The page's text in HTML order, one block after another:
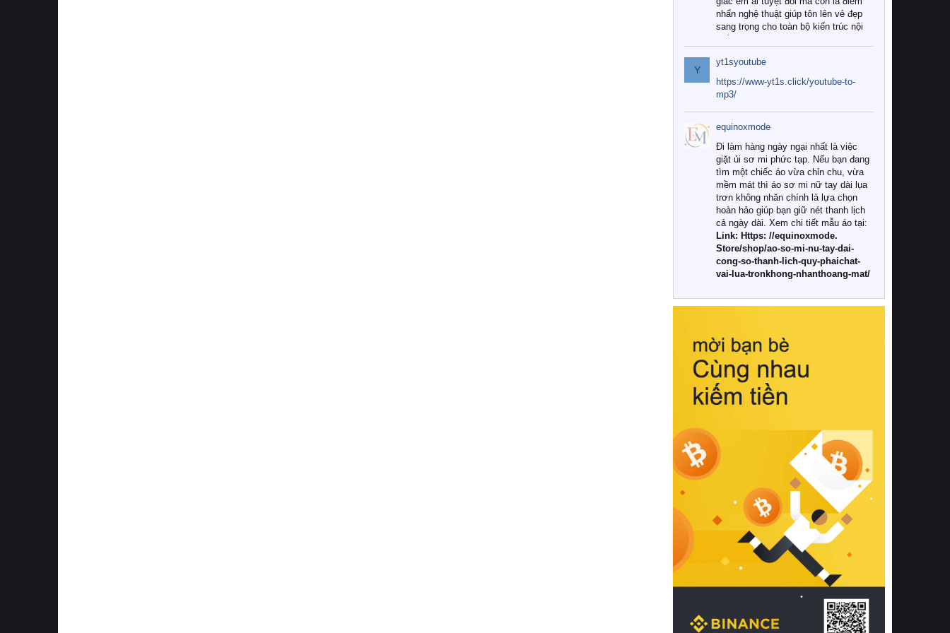
nhấn nghệ thuật giúp tôn lên vẻ đẹp
sang trọng cho toàn bộ kiến trúc nội
Tuy nhiên, giữa thị trường đa dạng
với vô vàn thương hiệu và mẫu mã
như hiện nay, làm thế nào để chọn
được những bộ chăn ga gối đệm cao
cấp thực sự chất lượng, phù hợp với
khí hậu và nhu cầu sử dụng của gia
đình? Hãy cùng chúng tôi đi tìm lời
giải đáp chi tiết qua bài viết dưới đây.
1. Tại sao các gia đình hiện đại lại ưa
chuộng chăn ga gối đệm cao cấp?
Khác với các dòng sản phẩm thông
thường, những bộ chăn ga gối đệm
cao cấp trải qua quy trình sản xuất
nghiêm ngặt từ khâu chọn lọc nguyên
liệu tự nhiên đến công nghệ dệt
nhuộm hiện đại không chứa hóa chất
này, bạn sẽ cảm nhận rõ rệt sự khác
hồi chuẩn xác của phần đệm nâng đỡ
cột sống.
Bên cạnh đó, việc lựa chọn các dòng
sản phẩm đạt chuẩn chất lượng quốc
tế còn giúp ngăn ngừa tình trạng kích
khuẩn và nấm mốc trong điều kiện
thời tiết nóng ẩm. Bạn có thể tìm hiểu
thêm các nghiên cứu khoa học về tác
động của giấc ngủ và môi trường
phòng ngủ đối với sức khỏe con
người tại Sleep Foundation (External
Link) để có cái nhìn toàn diện hơn.
2. Các tiêu chí vàng khi lựa chọn
chăn ga gối đệm cao cấp cho phòng
ngủ
Để sở hữu một bộ chăn ga gối đệm
cao cấp hoàn hảo cả về thẩm mỹ lẫn
công năng, người tiêu dùng cần cân
nhắc kỹ lưỡng các tiêu chí quan trọng
Y
yt1syoutube
https://www-yt1s.click/youtube-to-
mp3/
equinoxmode
Đi làm hàng ngày ngại nhất là việc
giặt ủi sơ mi phức tạp. Nếu bạn đang
tìm một chiếc áo vừa chỉn chu, vừa
mềm mát thì áo sơ mi nữ tay dài lụa
trơn không nhăn chính là lựa chọn
hoàn hảo giúp bạn giữ nét thanh lịch
cả ngày dài. Xem chi tiết mẫu áo tại:
Link: Https: //equinoxmode.
Store/shop/ao-so-mi-nu-tay-dai-
cong-so-thanh-lich-quy-phaichat-
vai-lua-tronkhong-nhanthoang-mat/